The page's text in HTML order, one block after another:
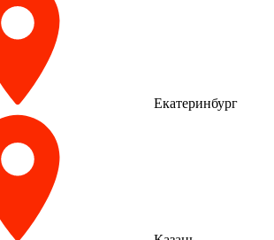
Екатеринбург